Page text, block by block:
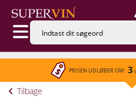
PRISEN UDLØBER OM: 3
Tilbage